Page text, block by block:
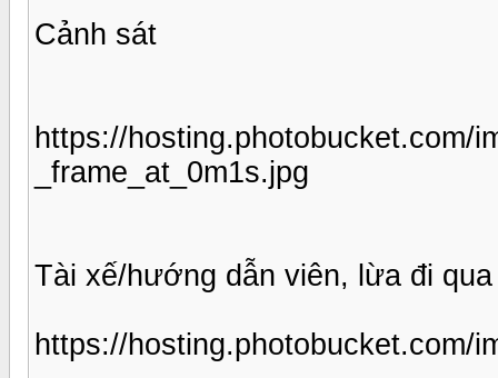
Cảnh sát
https://hosting.photobucket.com/
_frame_at_0m1s.jpg
Tài xế/hướng dẫn viên, lừa đi
https://hosting.photobucket.com/